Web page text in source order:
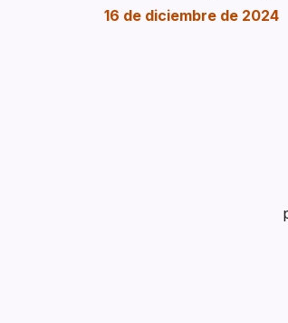
16 de diciembre de 2024